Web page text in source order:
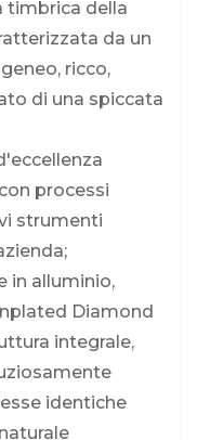
timbrica della
da un
ricco,
di una spiccata
processi
strumenti
in alluminio,
Diamond
integrale,
identiche